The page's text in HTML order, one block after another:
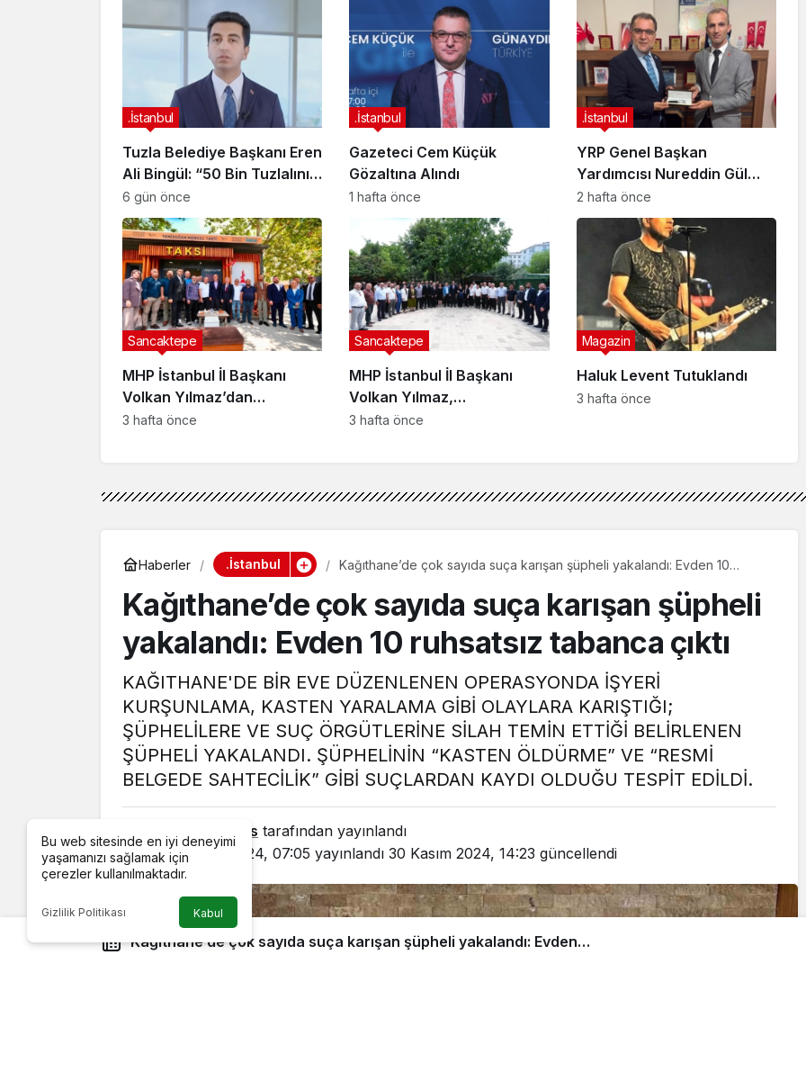
Tuzla Belediye Başkanı Eren
Ali Bingül: “50 Bin Tuzlalının
Evi Yıkılma Riskiyle Karşı
Karşıya”
.İstanbul
6 gün önce
Gazeteci Cem Küçük
Gözaltına Alındı
.İstanbul
1 hafta önce
YRP Genel Başkan
Yardımcısı Nureddin Gül
Sancaktepe Teşkilatıyla Bir
Araya Geldi
.İstanbul
2 hafta önce
MHP İstanbul İl Başkanı
Volkan Yılmaz’dan
Sancaktepe Yenidoğan’da
Sancaktepe
3 hafta önce
MHP İstanbul İl Başkanı
Volkan Yılmaz,
Sancaktepe’de Muhtarlarla
Sancaktepe
3 hafta önce
Haluk Levent Tutuklandı
Magazin
3 hafta önce
Haberler .İstanbul
Kağıthane’de çok sayıda suça karışan şüpheli yakalandı: Evden 10
Kağıthane’de çok sayıda suça karışan şüpheli
yakalandı: Evden 10 ruhsatsız tabanca çıktı
KAĞITHANE'DE BİR EVE DÜZENLENEN OPERASYONDA İŞYERİ
KURŞUNLAMA, KASTEN YARALAMA GİBİ OLAYLARA KARIŞTIĞI;
ŞÜPHELİLERE VE SUÇ ÖRGÜTLERİNE SİLAH TEMİN ETTİĞİ BELİRLENEN
ŞÜPHELİ YAKALANDI. ŞÜPHELİNİN “KASTEN ÖLDÜRME” VE “RESMİ
BELGEDE SAHTECİLİK” GİBİ SUÇLARDAN KAYDI OLDUĞU TESPİT EDİLDİ.
Caddenews tarafından yayınlandı
21 Ekim 2024, 07:05 yayınlandı 30 Kasım 2024, 14:23 güncellendi
Kağıthane’de çok sayıda suça karışan şüpheli yakalandı: Evden
Bu web sitesinde en iyi deneyimi
yaşamanızı sağlamak için
çerezler kullanılmaktadır.
Gizlilik Politikası Kabul